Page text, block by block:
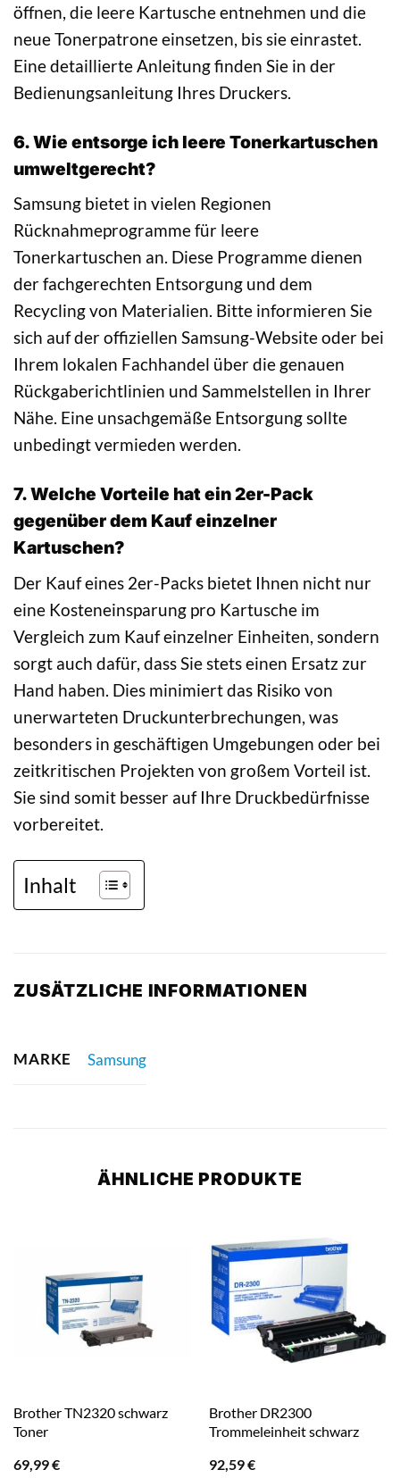
öffnen, die leere Kartusche entnehmen und die
neue Tonerpatrone einsetzen, bis sie einrastet.
Eine detaillierte Anleitung finden Sie in der
Bedienungsanleitung Ihres Druckers.
6. Wie entsorge ich leere Tonerkartuschen
umweltgerecht?
Samsung bietet in vielen Regionen
Rücknahmeprogramme für leere
Tonerkartuschen an. Diese Programme dienen
der fachgerechten Entsorgung und dem
Recycling von Materialien. Bitte informieren Sie
sich auf der offiziellen Samsung-Website oder bei
Ihrem lokalen Fachhandel über die genauen
Rückgaberichtlinien und Sammelstellen in Ihrer
Nähe. Eine unsachgemäße Entsorgung sollte
unbedingt vermieden werden.
7. Welche Vorteile hat ein 2er-Pack
gegenüber dem Kauf einzelner
Kartuschen?
Der Kauf eines 2er-Packs bietet Ihnen nicht nur
eine Kosteneinsparung pro Kartusche im
Vergleich zum Kauf einzelner Einheiten, sondern
sorgt auch dafür, dass Sie stets einen Ersatz zur
Hand haben. Dies minimiert das Risiko von
unerwarteten Druckunterbrechungen, was
besonders in geschäftigen Umgebungen oder bei
zeitkritischen Projekten von großem Vorteil ist.
Sie sind somit besser auf Ihre Druckbedürfnisse
vorbereitet.
Inhalt
ZUSÄTZLICHE INFORMATIONEN
MARKE Samsung
ÄHNLICHE PRODUKTE
Brother TN2320 schwarz
Toner
69,99€
Brother DR2300
Trommeleinheit schwarz
92,59€